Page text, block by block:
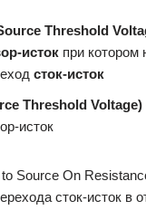
Threshold
исток при котором
сток-исток
Threshold Voltage)
исток
Source On
сток-исток в